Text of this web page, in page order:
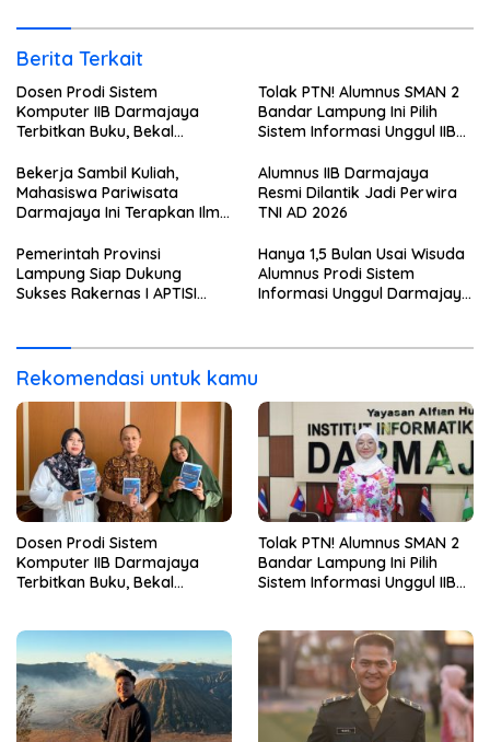
Berita Terkait
Dosen Prodi Sistem
Komputer IIB Darmajaya
Terbitkan Buku, Bekal
Sensor dan Aktuator
Tolak PTN! Alumnus SMAN 2
Bandar Lampung Ini Pilih
Sistem Informasi Unggul IIB
Haru
Bekerja Sambil Kuliah,
Mahasiswa Pariwisata
Darmajaya Ini Terapkan Ilmu
Alumnus IIB Darmajaya
Resmi Dilantik Jadi Perwira
TNI AD 2026
Pemerintah Provinsi
Lampung Siap Dukung
Sukses Rakernas I APTISI
Hanya 1,5 Bulan Usai Wisuda
Alumnus Prodi Sistem
Informasi Unggul Darmajaya
Rekomendasi untuk kamu
Dosen Prodi Sistem
Komputer IIB Darmajaya
Terbitkan Buku, Bekal
Tolak PTN! Alumnus SMAN 2
Bandar Lampung Ini Pilih
Sistem Informasi Unggul IIB